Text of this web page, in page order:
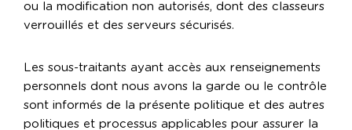
ou la modification non autorisés, dont des classeurs
verrouillés et des serveurs sécurisés.
Les sous-traitants ayant accès aux renseignements
personnels dont nous avons la garde ou le contrôle
sont informés de la présente politique et des autres
politiques et processus applicables pour assurer la